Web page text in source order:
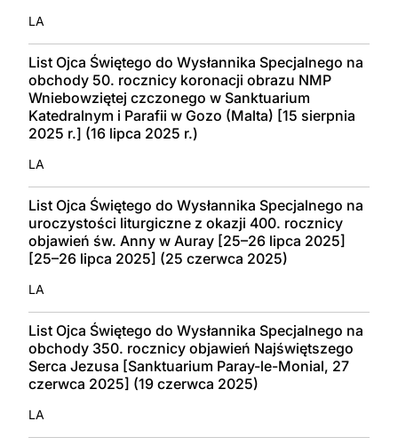
LA
List Ojca Świętego do Wysłannika Specjalnego na
obchody 50. rocznicy koronacji obrazu NMP
Wniebowziętej czczonego w Sanktuarium
Katedralnym i Parafii w Gozo (Malta) [15 sierpnia
2025 r.] (16 lipca 2025 r.)
LA
List Ojca Świętego do Wysłannika Specjalnego na
uroczystości liturgiczne z okazji 400. rocznicy
objawień św. Anny w Auray [25–26 lipca 2025]
[25–26 lipca 2025] (25 czerwca 2025)
LA
List Ojca Świętego do Wysłannika Specjalnego na
obchody 350. rocznicy objawień Najświętszego
Serca Jezusa [Sanktuarium Paray-le-Monial, 27
czerwca 2025] (19 czerwca 2025)
LA